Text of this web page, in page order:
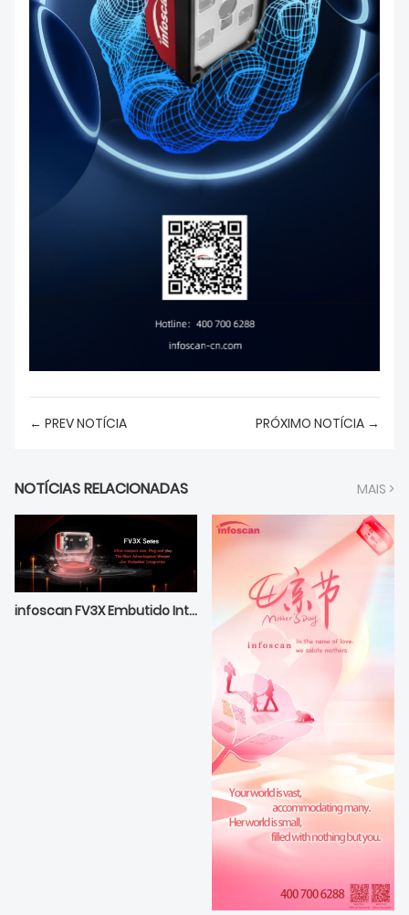
← PREV NOTÍCIA PRÓXIMO NOTÍCIA →
NOTÍCIAS RELACIONADAS MAIS >
infoscan FV3X Embutido Integrado Ideal ion —— Compacto Extraordinário Desempenho Extraordinário